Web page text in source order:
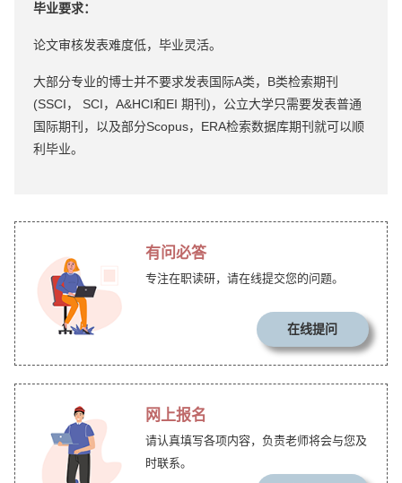
毕业要求：
论文审核发表难度低，毕业灵活。
大部分专业的博士并不要求发表国际A类，B类检索期刊
(SSCI， SCI，A&HCI和EI 期刊)，公立大学只需要发表普通
国际期刊，以及部分Scopus，ERA检索数据库期刊就可以顺
利毕业。
有问必答
专注在职读研，请在线提交您的问题。
在线提问
网上报名
请认真填写各项内容，负责老师将会与您及
时联系。